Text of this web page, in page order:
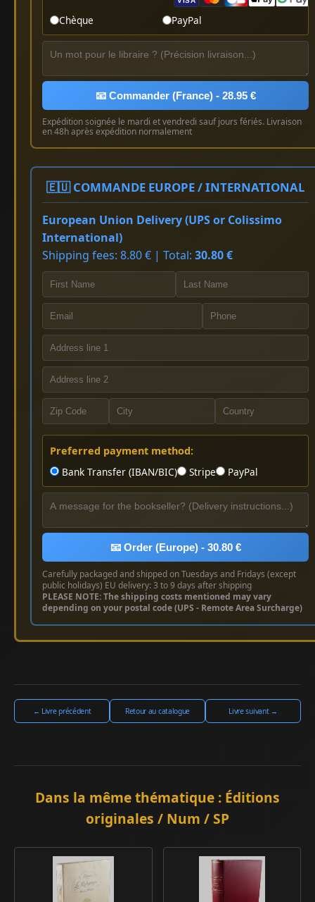
Chèque PayPal
📧 Commander (France) - 28.95 €
Expédition soignée le mardi et vendredi sauf jours fériés. Livraison
en 48h après expédition normalement
🇪🇺 COMMANDE EUROPE / INTERNATIONAL
European Union Delivery (UPS or Colissimo
International)
Shipping fees: 8.80 € | Total: 30.80 €
Preferred payment method:
Bank Transfer (IBAN/BIC)
Stripe PayPal
📧 Order (Europe) - 30.80 €
Carefully packaged and shipped on Tuesdays and Fridays (except
public holidays) EU delivery: 3 to 9 days after shipping
PLEASE NOTE: The shipping costs mentioned may vary
depending on your postal code (UPS - Remote Area Surcharge)
← Livre précédent Retour au catalogue Livre suivant →
Dans la même thématique : Éditions
originales / Num / SP